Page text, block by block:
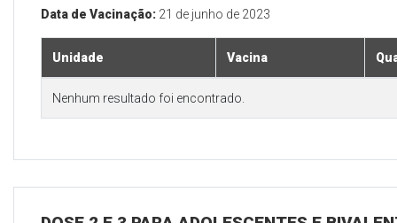
Data de Vacinação: 21 de junho de 2023
Unidade Vacina
Nenhum resultado foi encontrado.